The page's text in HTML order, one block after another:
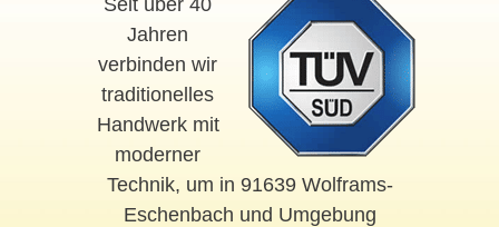
Seit über 40
Jahren
verbinden wir
traditionelles
Handwerk mit
moderner
Technik, um in 91639 Wolframs-
Eschenbach und Umgebung